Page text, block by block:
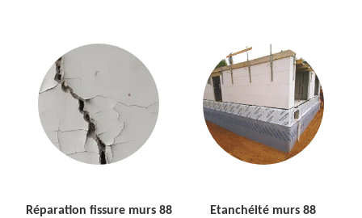
Réparation fissure murs 88 Etanchéité murs 88